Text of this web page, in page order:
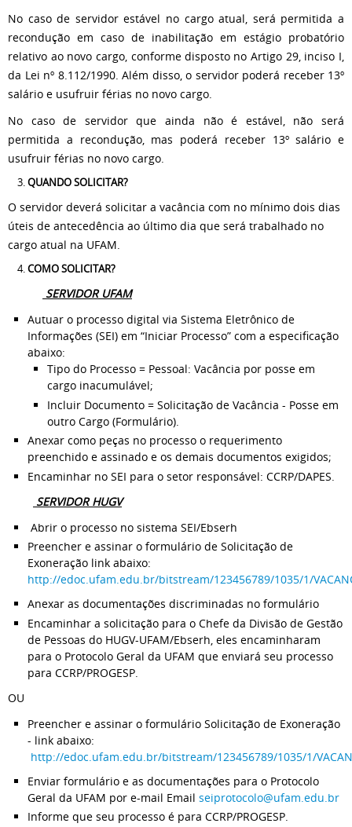
No caso de servidor estável no cargo atual, será permitida a
recondução em caso de inabilitação em estágio probatório
relativo ao novo cargo, conforme disposto no Artigo 29, inciso I,
da Lei nº 8.112/1990. Além disso, o servidor poderá receber 13º
salário e usufruir férias no novo cargo.
No caso de servidor que ainda não é estável, não será
permitida a recondução, mas poderá receber 13º salário e
usufruir férias no novo cargo.
QUANDO SOLICITAR?
O servidor deverá solicitar a vacância com no mínimo dois dias
úteis de antecedência ao último dia que será trabalhado no
cargo atual na UFAM.
COMO SOLICITAR?
SERVIDOR UFAM
Autuar o processo digital via Sistema Eletrônico de
Informações (SEI) em “Iniciar Processo” com a especificação
abaixo:
Tipo do Processo = Pessoal: Vacância por posse em
cargo inacumulável;
Incluir Documento = Solicitação de Vacância - Posse em
outro Cargo (Formulário).
Anexar como peças no processo o requerimento
preenchido e assinado e os demais documentos exigidos;
Encaminhar no SEI para o setor responsável: CCRP/DAPES.
SERVIDOR HUGV
Abrir o processo no sistema SEI/Ebserh
Preencher e assinar o formulário de Solicitação de
Exoneração link abaixo:
http://edoc.ufam.edu.br/bitstream/123456789/1035/1/
Anexar as documentações discriminadas no formulário
Encaminhar a solicitação para o Chefe da Divisão de Gestão
de Pessoas do HUGV-UFAM/Ebserh, eles encaminharam
para o Protocolo Geral da UFAM que enviará seu processo
para CCRP/PROGESP.
OU
Preencher e assinar o formulário Solicitação de Exoneração
- link abaixo:
http://edoc.ufam.edu.br/bitstream/123456789/1035/1/
Enviar formulário e as documentações para o Protocolo
Geral da UFAM por e-mail Email seiprotocolo@ufam.edu.br
Informe que seu processo é para CCRP/PROGESP.